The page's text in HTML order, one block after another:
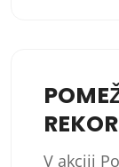
V akciji